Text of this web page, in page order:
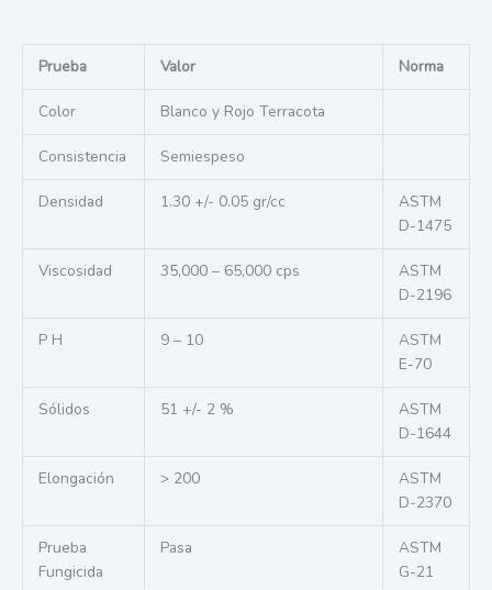
Prueba Valor Norma
Color Blanco y Rojo Terracota
Consistencia Semiespeso
Densidad 1.30 +/- 0.05 gr/cc
ASTM
D-1475
Viscosidad 35,000 – 65,000 cps
ASTM
D-2196
P H 9 – 10
ASTM
E-70
Sólidos 51 +/- 2 %
ASTM
D-1644
Elongación > 200
ASTM
D-2370
Prueba
Fungicida
Pasa
ASTM
G-21